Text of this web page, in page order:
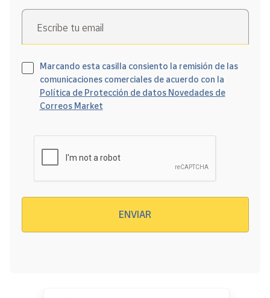
Escribe tu email
Marcando esta casilla consiento la remisión de las
comunicaciones comerciales de acuerdo con la
Política de Protección de datos Novedades de
Correos Market
ENVIAR